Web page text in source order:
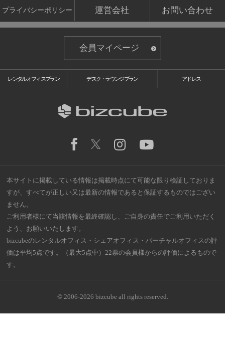
プライバシーポリシー 運営会社 お問い合わせ
会員マイページ
レンタルオフィスプラン デスク・ラウンジプラン アドレス
本サイトに掲載している情報は掲載時点にて可能な限り検証しておりま
すが、すべてが正しい又は最新の情報であると保証するものではござい
ません。
ご利用者様にて当該情報を最終確認し、ご自身の責任でご利用いただく
よう、お願いいたします。
bizcubeのレンタルオフィス・シェアオフィス・バーチャルオフィスの評
価は平均5点です。（最大5点中）22票の会員様からの評価によるもので
す。
© 2006-2026 bizcube all rights reserved.